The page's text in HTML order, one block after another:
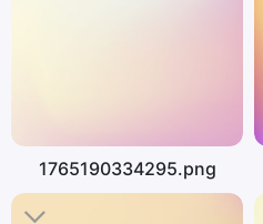
1765190334295.png